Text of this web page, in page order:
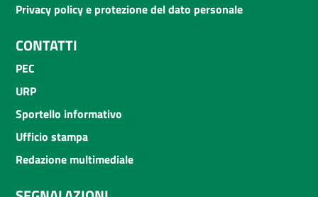
Privacy policy e protezione del dato personale
CONTATTI
PEC
URP
Sportello informativo
Ufficio stampa
Redazione multimediale